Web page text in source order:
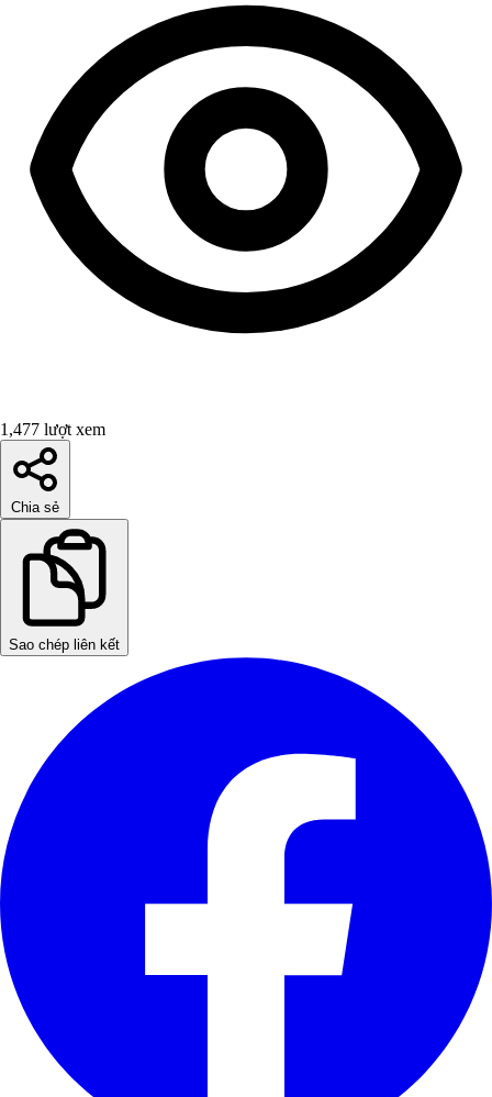
1,477 lượt xem
Chia sẻ
Sao chép liên kết